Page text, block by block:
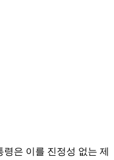
은 이를 진정성 없는 제